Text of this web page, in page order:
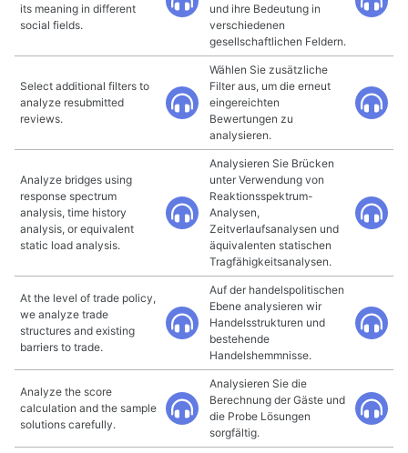
its meaning in different
social fields.
und ihre Bedeutung in
verschiedenen
gesellschaftlichen Feldern.
Select additional filters to
analyze resubmitted
reviews.
Wählen Sie zusätzliche
Filter aus, um die erneut
eingereichten
Bewertungen zu
analysieren.
Analyze bridges using
response spectrum
analysis, time history
analysis, or equivalent
static load analysis.
Analysieren Sie Brücken
unter Verwendung von
Reaktionsspektrum-
Analysen,
Zeitverlaufsanalysen und
äquivalenten statischen
Tragfähigkeitsanalysen.
At the level of trade policy,
we analyze trade
structures and existing
barriers to trade.
Auf der handelspolitischen
Ebene analysieren wir
Handelsstrukturen und
bestehende
Handelshemmnisse.
Analyze the score
calculation and the sample
solutions carefully.
Analysieren Sie die
Berechnung der Gäste und
die Probe Lösungen
sorgfältig.